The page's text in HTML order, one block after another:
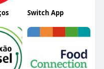
Switch App